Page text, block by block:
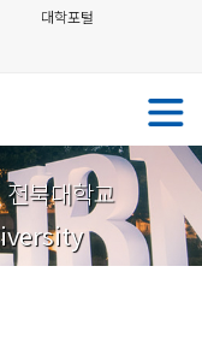
대학포털
북대학교